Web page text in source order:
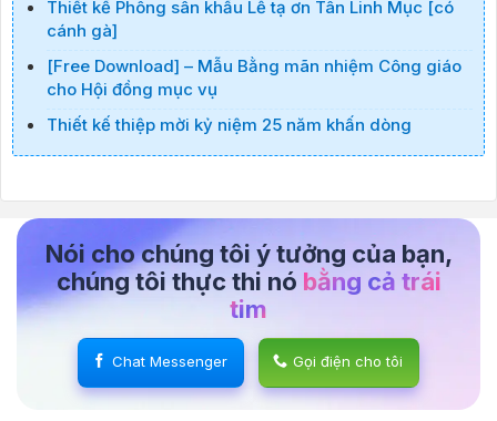
Thiết kế Phông sân khấu Lễ tạ ơn Tân Linh Mục [có
cánh gà]
[Free Download] – Mẫu Bằng mãn nhiệm Công giáo
cho Hội đồng mục vụ
Thiết kế thiệp mời kỷ niệm 25 năm khấn dòng
Nói cho chúng tôi ý tưởng của bạn,
chúng tôi thực thi nó bằng cả trái
tim
Chat Messenger Gọi điện cho tôi